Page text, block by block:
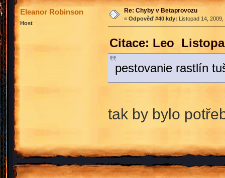
Eleanor Robinson
Host
Re: Chyby v Betaprovozu
« Odpověď #40 kdy: Listopad 14,
Citace: Leo
pestovanie rastlín
tak by bylo